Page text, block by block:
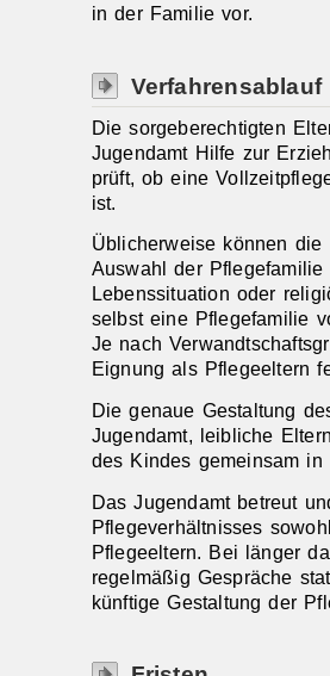
in der Familie vor.
Verfahrensablauf
Die sorgeberechtigten
Jugendamt Hilfe zur
prüft, ob eine
ist.
Üblicherweise können
Auswahl der
Lebenssituation oder
selbst eine Pflegefamilie
Je nach
Eignung als Pflegeeltern
Die genaue Gestaltung
Jugendamt, leibliche
des Kindes gemeinsam
Das Jugendamt betreut
Pflegeverhältnisses
Pflegeeltern. Bei länger
regelmäßig Gespräche
künftige Gestaltung der